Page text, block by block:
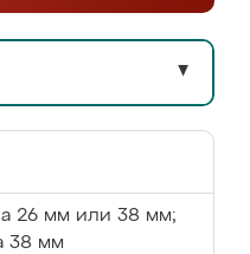
▼
26 мм или 38 мм;
38 мм